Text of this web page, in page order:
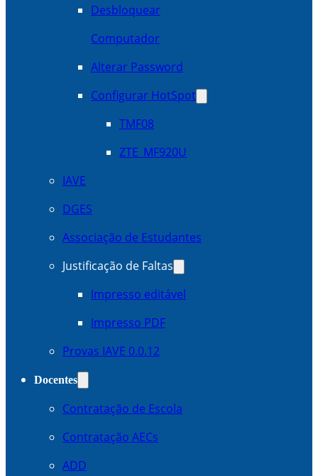
Desbloquear
Computador
Alterar Password
Configurar HotSpot
TMF08
ZTE_MF920U
IAVE
DGES
Associação de Estudantes
Justificação de Faltas
Impresso editável
Impresso PDF
Provas IAVE 0.0.12
Docentes
Contratação de Escola
Contratação AECs
ADD